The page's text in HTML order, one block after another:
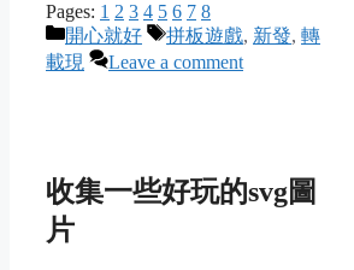
Pages: 1 2 3 4 5 6 7 8
Categories
開心就好 Tags
拼板遊戲, 新發, 轉
載現
Leave a comment
收集一些好玩的svg圖
片